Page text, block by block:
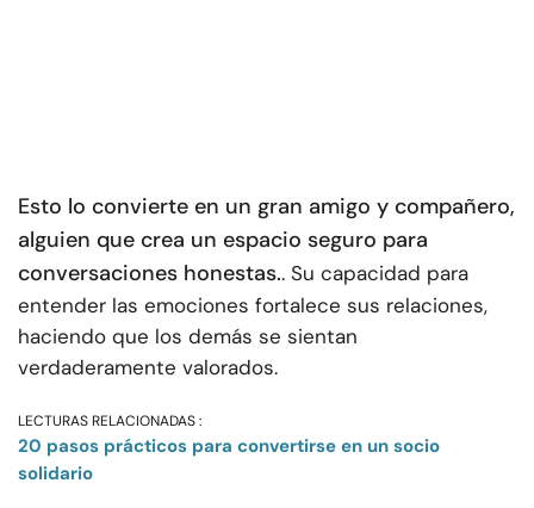
Esto lo convierte en un gran amigo y compañero,
alguien que crea un espacio seguro para
conversaciones honestas.. Su capacidad para
entender las emociones fortalece sus relaciones,
haciendo que los demás se sientan
verdaderamente valorados.
LECTURAS RELACIONADAS :
20 pasos prácticos para convertirse en un socio
solidario